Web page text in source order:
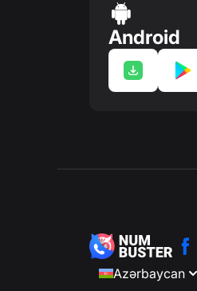
Android
Azərbaycan